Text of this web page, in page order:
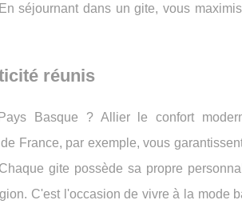
séjournant dans un gite, vous
réunis
Basque ? Allier le confort
France, par exemple, vous
gite possède sa propre
C'est l'occasion de vivre à la mode